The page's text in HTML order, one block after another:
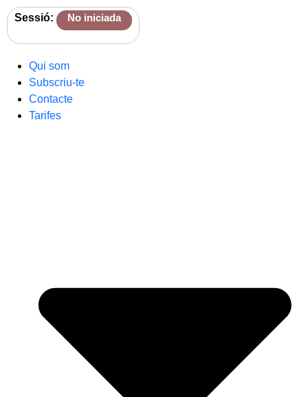
Sessió: No iniciada
Qui som
Subscriu-te
Contacte
Tarifes